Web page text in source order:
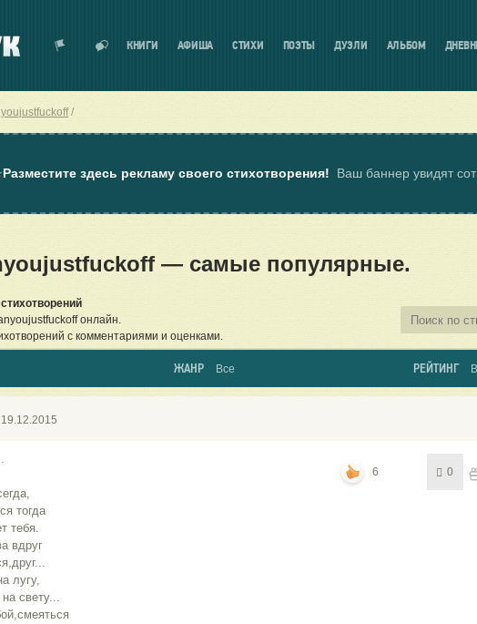
КНИГИ АФИША СТИХИ ПОЭТЫ ДУЭЛИ АЛЬБОМ
Разместите здесь рекламу своего стихотворения! Ваш баннер увидят
— самые популярные.
онлайн.
с комментариями и оценками.
ЖАНР Все РЕЙТИНГ
19.12.2015
тогда
тебя.
вдруг
лугу,
свету...
6 0